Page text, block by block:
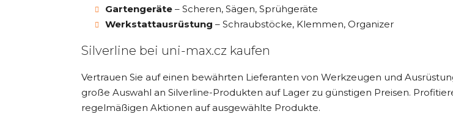
Gartengeräte – Scheren, Sägen, Sprühgeräte
Werkstattausrüstung – Schraubstöcke, Klemmen, Organizer
Silverline bei uni-max.cz kaufen
Vertrauen Sie auf einen bewährten Lieferanten von Werkzeugen und
große Auswahl an Silverline-Produkten auf Lager zu günstigen Preisen.
regelmäßigen Aktionen auf ausgewählte Produkte.